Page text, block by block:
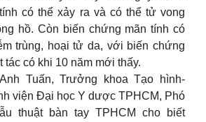
có thể xảy ra và có thể tử vong
hồ. Còn biến chứng mãn tính có
trùng, hoại tử da, với biến chứng
tác có khi 10 năm mới thấy.
Tuấn, Trưởng khoa Tạo hình-
viện Đại học Y dược TPHCM, Phó
thuật bàn tay TPHCM cho biết